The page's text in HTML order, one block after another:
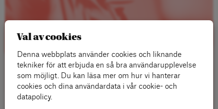
Val av cookies
Denna webbplats använder cookies och liknande
tekniker för att erbjuda en så bra användarupplevelse
som möjligt. Du kan läsa mer om hur vi hanterar
cookies och dina användardata i vår cookie- och
datapolicy.